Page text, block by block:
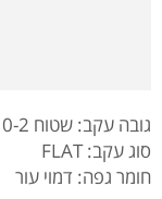
גובה עקב: שטוח 0-2
סוג עקב: FLAT
חומר גפה: דמוי עור